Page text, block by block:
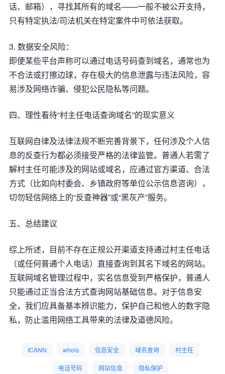
话、邮箱），寻找其所有的域名——一般不被公开支持，
只有特定执法/司法机关在特定案件中可依法获取。
3. 数据安全风险：
即便某些平台声称可以通过电话号码查到域名，通常也为
不合法或打擦边球，存在极大的信息泄露与违法风险，容
易涉及网络诈骗、侵犯公民隐私等问题。
四、理性看待“村主任电话查询域名”的现实意义
互联网自律及法律法规不断完善背景下，任何涉及个人信
息的反查行为都必须接受严格的法律监管。普通人若需了
解村主任可能涉及的网站或域名，应通过官方渠道、合法
方式（比如向村委会、乡镇政府等单位公示信息咨询），
切勿轻信网络上的“反查神器”或“黑灰产”服务。
五、总结建议
综上所述，目前不存在正规公开渠道支持通过村主任电话
（或任何普通个人电话）直接查询到其名下域名的网站。
互联网域名管理过程中，实名信息受到严格保护，普通人
只能通过正当合法方式查询网站基础信息。对于信息安
全，我们应具备基本辨识能力，保护自己和他人的数字隐
私，防止滥用网络工具带来的法律及道德风险。
ICANN whois 信息安全 域名查询 村主任
电话号码 网站信息 隐私保护